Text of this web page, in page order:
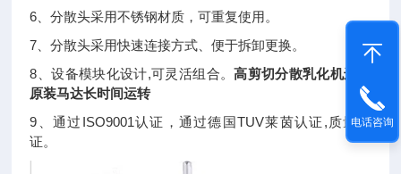
6、分散头采用不锈钢材质，可重复使用。
7、分散头采用快速连接方式、便于拆卸更换。
8、设备模块化设计,可灵活组合。高剪切分散乳化机进口
原装马达长时间运转
9、通过ISO9001认证，通过德国TUV莱茵认证,质量保
证。
电话咨询